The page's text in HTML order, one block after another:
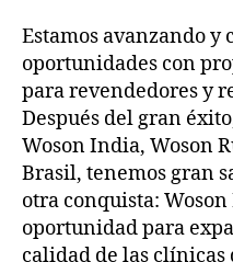
Estamos avanzando y
oportunidades con
para revendedores y
Después del gran
Woson India, Woson
Brasil, tenemos gran
otra conquista:
oportunidad para
calidad de las clínicas